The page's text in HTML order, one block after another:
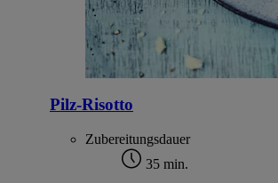
Pilz-Risotto
Zubereitungsdauer
35 min.